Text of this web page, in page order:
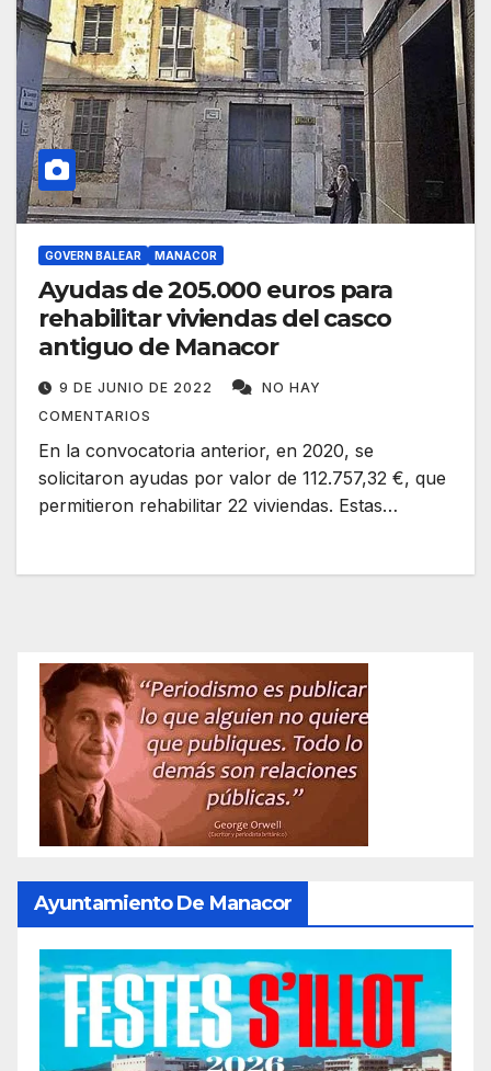
GOVERN BALEAR MANACOR
Ayudas de 205.000 euros para
rehabilitar viviendas del casco
antiguo de Manacor
9 DE JUNIO DE 2022
NO HAY
COMENTARIOS
En la convocatoria anterior, en 2020, se
solicitaron ayudas por valor de 112.757,32 €, que
permitieron rehabilitar 22 viviendas. Estas…
Ayuntamiento De Manacor